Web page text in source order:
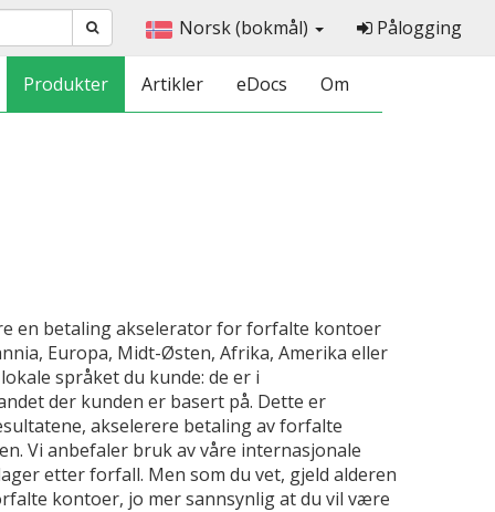
Norsk (bokmål) Pålogging
Produkter Artikler eDocs Om
en betaling akselerator for forfalte kontoer
Europa, Midt-Østen, Afrika, Amerika eller
språket du kunde: de er i
der kunden er basert på. Dette er
akselerere betaling av forfalte
Vi anbefaler bruk av våre internasjonale
etter forfall. Men som du vet, gjeld alderen
kontoer, jo mer sannsynlig at du vil være